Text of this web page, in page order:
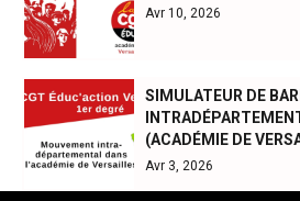
Avr 10, 2026
SIMULATEUR DE
(ACADÉMIE DE
Avr 3, 2026